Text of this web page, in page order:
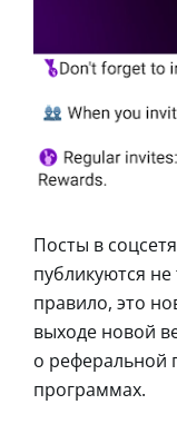
Посты в
публикуются не
правило, это
выходе новой
о реферальной
программах.